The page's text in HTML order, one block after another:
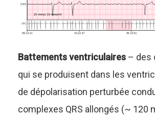
Battements ventriculaires – des
qui se produisent dans les
de dépolarisation perturbée
complexes QRS allongés (~ 120